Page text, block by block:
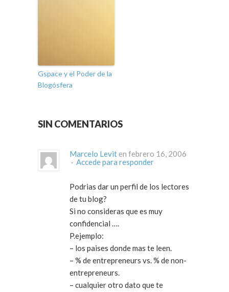
Gspace y el Poder de la
Blogósfera
SIN COMENTARIOS
Marcelo Levit en febrero 16, 2006
· Accede para responder
Podrias dar un perfil de los lectores
de tu blog?
Si no consideras que es muy
confidencial ….
P.ejemplo:
– los paises donde mas te leen.
– % de entrepreneurs vs. % de non-
entrepreneurs.
– cualquier otro dato que te